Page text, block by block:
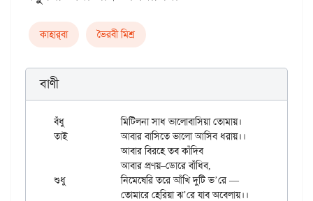
কাহার্‌বা ভৈরবী মিশ্র
বাণী
বঁধু		মিটিলনা সাধ ভালোবাসিয়া তোমায়।
তাই		আবার বাসিতে ভালো আসিব ধরায়।।
		আবার বিরহে তব কাঁদিব
		আবার প্রণয়–ডোরে বাঁধিব,
শুধু		নিমেষেরি তরে আঁখি দুটি ভ’রে —